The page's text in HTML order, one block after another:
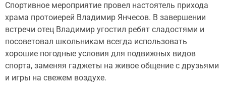
Спортивное мероприятие провел настоятель прихода
храма протоиерей Владимир Янчесов. В завершении
встречи отец Владимир угостил ребят сладостями и
посоветовал школьникам всегда использовать
хорошие погодные условия для подвижных видов
спорта, заменяя гаджеты на живое общение с друзьями
и игры на свежем воздухе.